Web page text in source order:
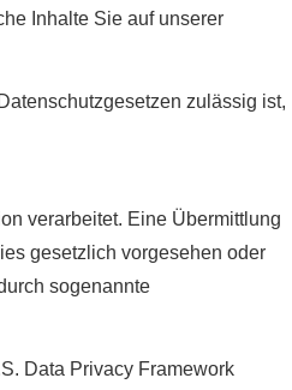
Inhalte Sie auf unserer
zulässig ist,
verarbeitet. Eine Übermittlung
gesetzlich vorgesehen oder
sogenannte
Data Privacy Framework